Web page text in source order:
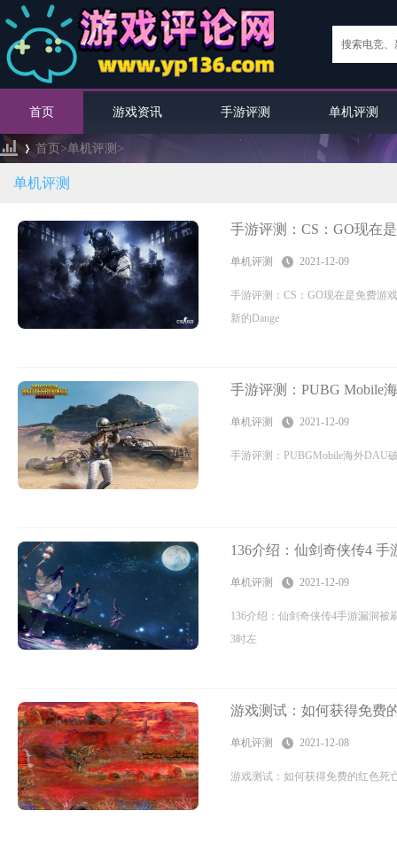
首页 游戏资讯 手游评测 单机评测
›
首页>单机评测 >
单机评测
手游评测：CS：GO现在
单机评测 2021-12-09
手游评测：CS：GO现在是免费游
新的Dange
手游评测：PUBG Mobile
单机评测 2021-12-09
手游评测：PUBGMobile海外DAU
136介绍：仙剑奇侠传4
单机评测 2021-12-09
136介绍：仙剑奇侠传4手游漏洞被
3时左
游戏测试：如何获得免费
单机评测 2021-12-08
游戏测试：如何获得免费的红色死
英